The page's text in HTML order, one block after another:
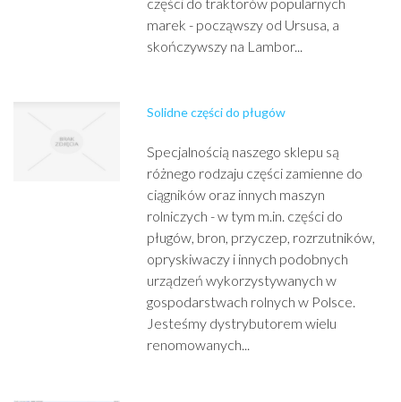
marek - począwszy od Ursusa, a
skończywszy na Lambor...
Solidne części do pługów
Specjalnością naszego sklepu są
różnego rodzaju części zamienne do
ciągników oraz innych maszyn
rolniczych - w tym m.in. części do
pługów, bron, przyczep, rozrzutników,
opryskiwaczy i innych podobnych
urządzeń wykorzystywanych w
gospodarstwach rolnych w Polsce.
Jesteśmy dystrybutorem wielu
renomowanych...